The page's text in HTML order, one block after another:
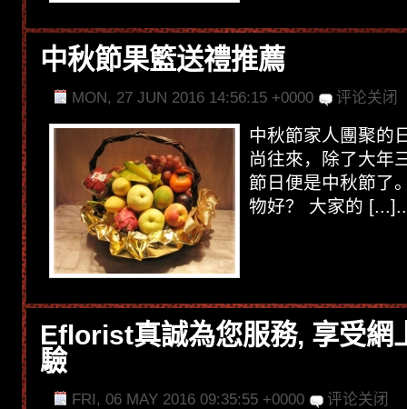
中秋節果籃送禮推薦
MON, 27 JUN 2016 14:56:15 +0000 评论关闭
中秋節家人團聚的
尚往來，除了大年
節日便是中秋節了
物好？ 大家的
Eflorist真誠為您服務, 享受網
驗
FRI, 06 MAY 2016 09:35:55 +0000 评论关闭